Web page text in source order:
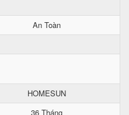
An Toàn
HOMESUN
36 Tháng